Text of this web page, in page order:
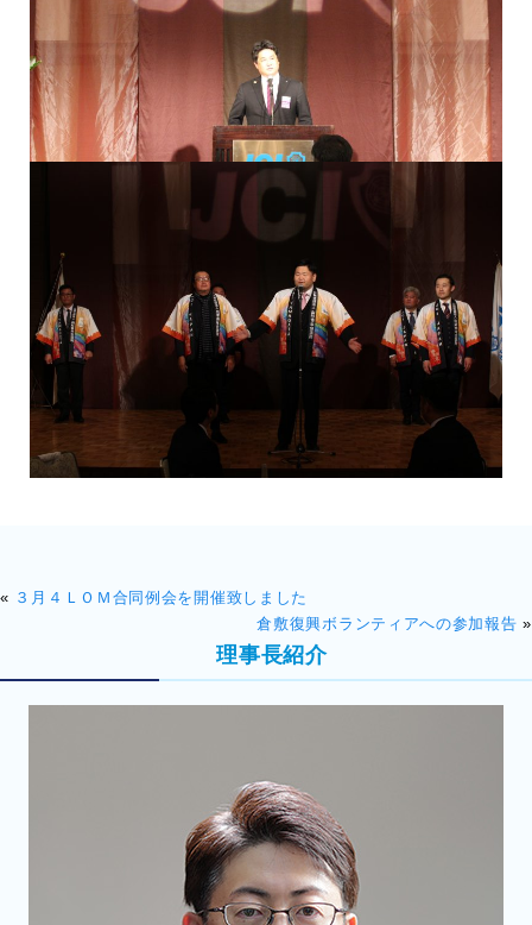
« ３月４ＬＯＭ合同例会を開催致しました
倉敷復興ボランティアへの参加報告 »
理事長紹介